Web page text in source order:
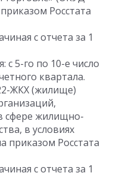
Росстата
с отчета за 1
с 5-го по 10-е число
квартала.
ЖКХ (жилище)
сфере жилищно-
в условиях
приказом Росстата
с отчета за 1